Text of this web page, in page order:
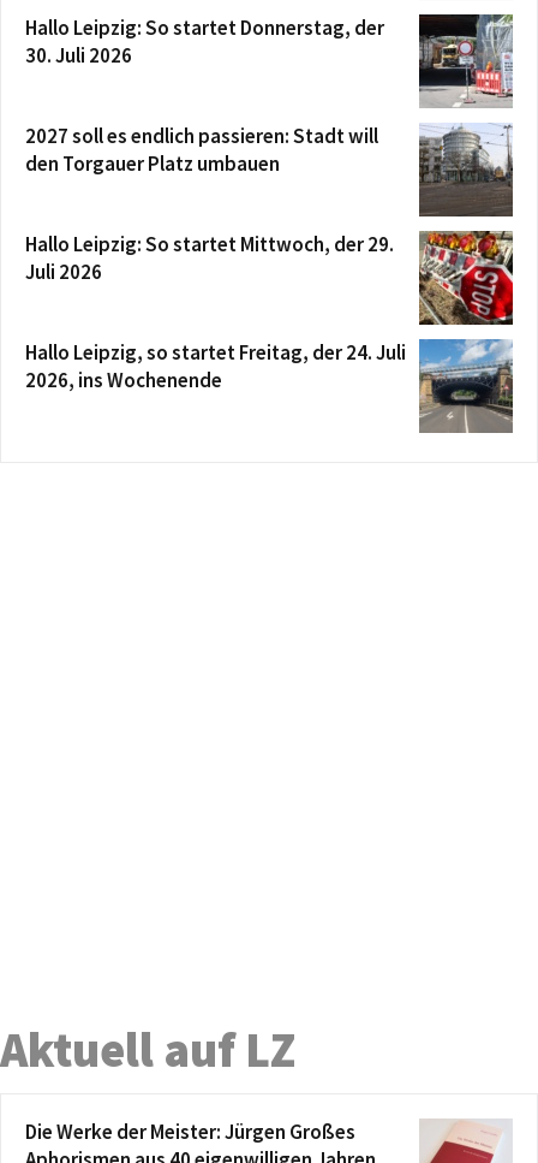
Hallo Leipzig: So startet Donnerstag, der
30. Juli 2026
2027 soll es endlich passieren: Stadt will
den Torgauer Platz umbauen
Hallo Leipzig: So startet Mittwoch, der 29.
Juli 2026
Hallo Leipzig, so startet Freitag, der 24. Juli
2026, ins Wochenende
Aktuell auf LZ
Die Werke der Meister: Jürgen Großes